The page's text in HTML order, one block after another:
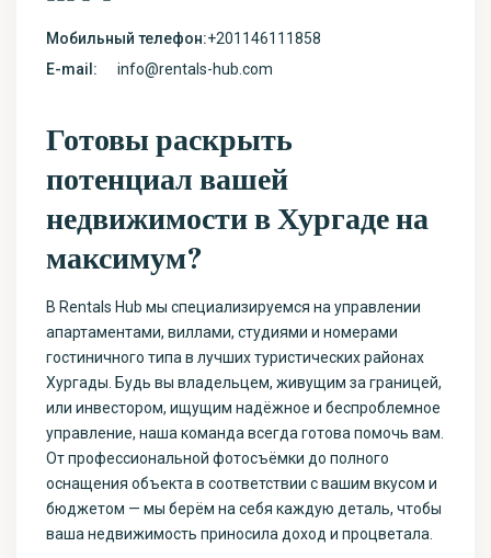
Мобильный телефон:+201146111858
E-mail:
info@rentals-hub.com
Готовы раскрыть
потенциал вашей
недвижимости в Хургаде на
максимум?
В Rentals Hub мы специализируемся на управлении
апартаментами, виллами, студиями и номерами
гостиничного типа в лучших туристических районах
Хургады. Будь вы владельцем, живущим за границей,
или инвестором, ищущим надёжное и беспроблемное
управление, наша команда всегда готова помочь вам.
От профессиональной фотосъёмки до полного
оснащения объекта в соответствии с вашим вкусом и
бюджетом — мы берём на себя каждую деталь, чтобы
ваша недвижимость приносила доход и процветала.